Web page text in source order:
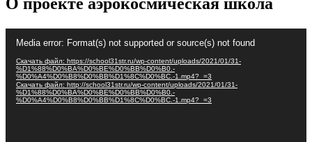
Media error: Format(s) not supported or source(s) not found
Скачать файл: https://school31str.ru/wp-content/uploads/2021/01/31-
%D1%88%D0%BA%D0%BE%D0%BB%D0%B0.-
%D0%A4%D0%B8%D0%BB%D1%8C%D0%BC.-1.mp4?_=3
Скачать файл: http://school31str.ru/wp-content/uploads/2021/01/31-
%D1%88%D0%BA%D0%BE%D0%BB%D0%B0.-
%D0%A4%D0%B8%D0%BB%D1%8C%D0%BC.-1.mp4?_=3